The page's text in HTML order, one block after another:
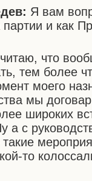
Я вам
партии и как
что
тем более
моего
мы
широких
а с
то